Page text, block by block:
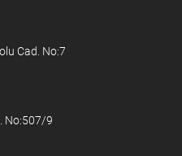
Cad. No:7
No:507/9